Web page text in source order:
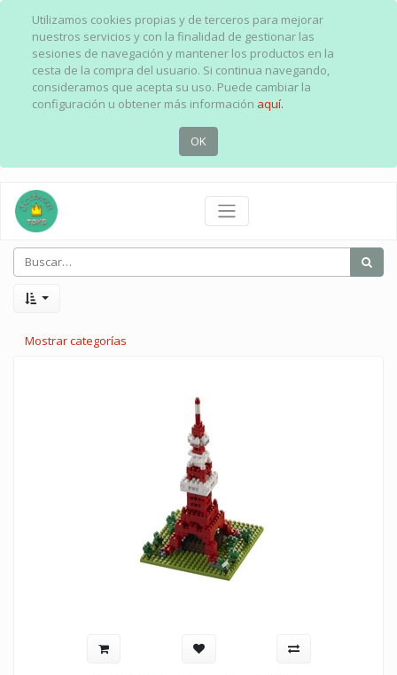
Utilizamos cookies propias y de terceros para mejorar
nuestros servicios y con la finalidad de gestionar las
sesiones de navegación y mantener los productos en la
cesta de la compra del usuario. Si continua navegando,
consideramos que acepta su uso. Puede cambiar la
configuración u obtener más información aquí.
OK
Mostrar categorías